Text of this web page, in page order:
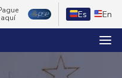
aquí
Es En